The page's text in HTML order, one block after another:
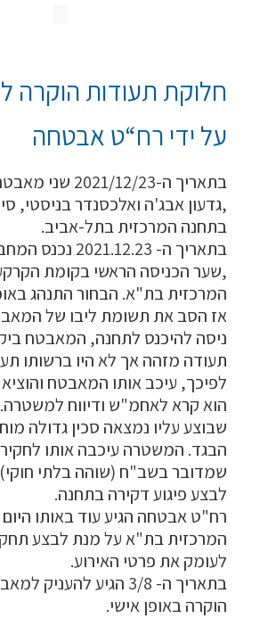
חלוקת תעודות הוקרה
על ידי רח“ט אבטחה
,גדעון אבג'ה ואלכסנדר בניסטי,
בתחנה המרכזית בתל-אביב.
,שער הכניסה הראשי בקומת
המרכזית בת"א. הבחור התנהג
אז הסב את תשומת ליבו של
ניסה להיכנס לתחנה, המאבטח
תעודה מזהה אך לא היו ברשותו
לפיכך, עיכב אותו המאבטח
הוא קרא לאחמ"ש ודיווח
שבוצע עליו נמצאה סכין גדולה
הבגד. המשטרה עיכבה אותו
שמדובר בשב"ח (שוהה בלתי חוקי)
לבצע פיגוע דקירה בתחנה.
רח"ט אבטחה הגיע עוד באותו
המרכזית בת"א על מנת לבצע
לעומק את פרטי האירוע.
בתאריך ה- 3/8 הגיע
הוקרה באופן אישי.